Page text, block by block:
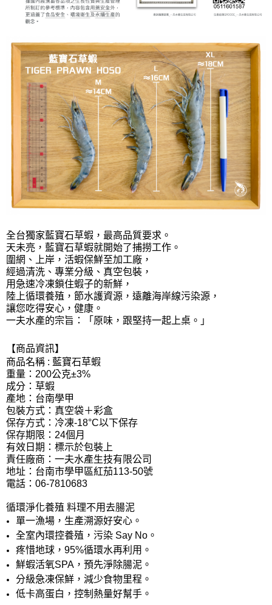
全台獨家藍寶石草蝦，最高品質要求。
天未亮，藍寶石草蝦就開始了捕撈工作。
圍網、上岸，活蝦保鮮至加工廠，
經過清洗、專業分級、真空包裝，
用急速冷凍鎖住蝦子的新鮮，
陸上循環養殖，節水護資源，遠離海岸線污染源，
讓您吃得安心，健康。
一夫水產的宗旨：「原味，跟堅持一起上桌。」
【商品資訊】
商品名稱 : 藍寶石草蝦
重量：200公克±3%
成分：草蝦
產地：台南學甲
包裝方式：真空袋＋彩盒
保存方式：冷凍-18°C以下保存
保存期限：24個月
有效日期：標示於包裝上
責任廠商：一夫水產生技有限公司
地址：台南市學甲區紅茄113-50號
電話：06-7810683
循環淨化養殖 料理不用去腸泥
單一漁場，生產溯源好安心。
全室內環控養殖，污染 Say No。
疼惜地球，95%循環水再利用。
鮮蝦活氧SPA，預先淨除腸泥。
分級急凍保鮮，減少食物里程。
低卡高蛋白，控制熱量好幫手。